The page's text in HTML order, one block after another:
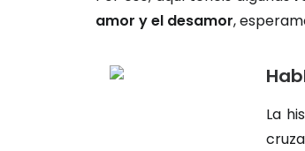
amor y el desamor,
La